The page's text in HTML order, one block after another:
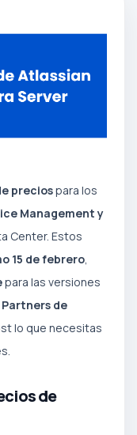
preciospara los
Management y
Center. Estos
15 de febrero,
para las versiones
de
lo que necesitas
de